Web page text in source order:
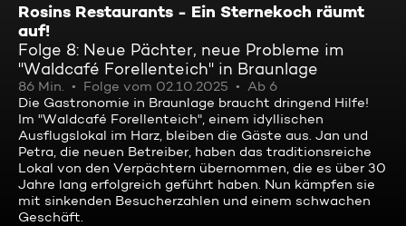
Rosins Restaurants - Ein Sternekoch räumt
auf!
Folge 8: Neue Pächter, neue Probleme im
"Waldcafé Forellenteich" in Braunlage
86 Min. Folge vom 02.10.2025
Ab 6
Die Gastronomie in Braunlage braucht dringend Hilfe!
Im "Waldcafé Forellenteich", einem idyllischen
Ausflugslokal im Harz, bleiben die Gäste aus. Jan und
Petra, die neuen Betreiber, haben das traditionsreiche
Lokal von den Verpächtern übernommen, die es über 30
Jahre lang erfolgreich geführt haben. Nun kämpfen sie
mit sinkenden Besucherzahlen und einem schwachen
Geschäft.